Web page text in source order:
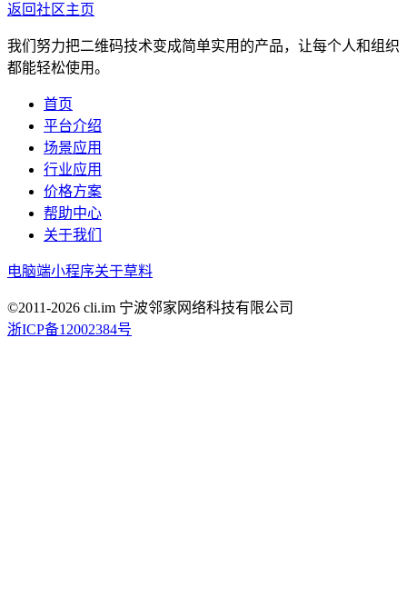
返回社区主页
我们努力把二维码技术变成简单实用的产品，让每个人和组织
都能轻松使用。
首页
平台介绍
场景应用
行业应用
价格方案
帮助中心
关于我们
电脑端小程序关于草料
©2011-2026 cli.im 宁波邻家网络科技有限公司
浙ICP备12002384号